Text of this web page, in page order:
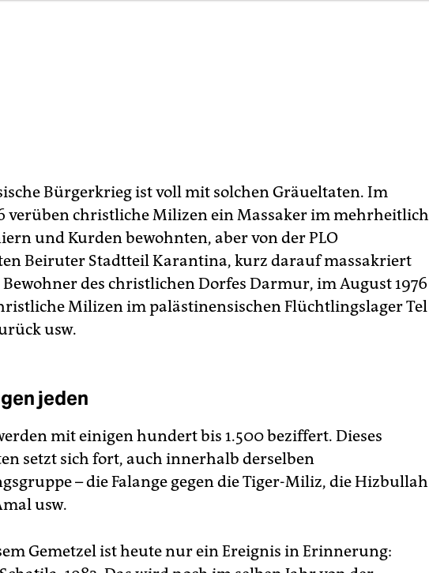
Bürgerkrieg ist voll mit solchen Gräueltaten. Im
verüben christliche Milizen ein Massaker im mehrheitlich
und Kurden bewohnten, aber von der PLO
Beiruter Stadtteil Karantina, kurz darauf massakriert
Bewohner des christlichen Dorfes Darmur, im August 1976
Milizen im palästinensischen Flüchtlingslager Tel
usw.
jeden
mit einigen hundert bis 1.500 beziffert. Dieses
setzt sich fort, auch innerhalb derselben
– die Falange gegen die Tiger-Miliz, die Hizbullah
usw.
Gemetzel ist heute nur ein Ereignis in Erinnerung: